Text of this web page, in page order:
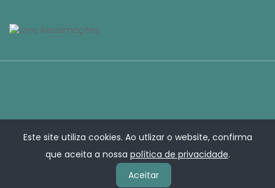
Este site utiliza cookies. Ao utlizar o website, confirma
que aceita a nossa política de privacidade.
Aceitar